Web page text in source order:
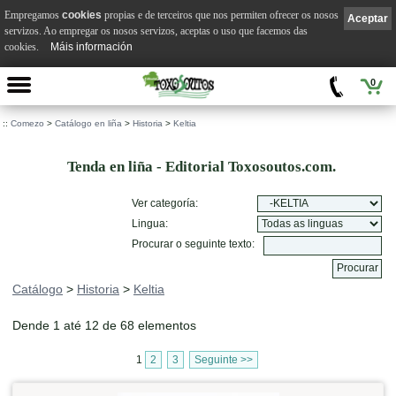
0
:: Comezo > Catálogo en liña > Historia > Keltia
Tenda en liña - Editorial Toxosoutos.com.
Ver categoría:
Lingua:
Procurar o seguinte texto:
Catálogo > Historia > Keltia
Dende 1 até 12 de 68 elementos
1 2 3 Seguinte >>
Aceptar
Empregamos cookies propias e de terceiros que nos permiten ofrecer os nosos
servizos. Ao empregar os nosos servizos, aceptas o uso que facemos das
cookies.
Máis información